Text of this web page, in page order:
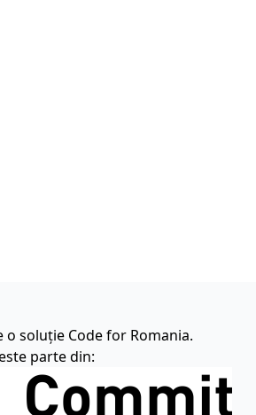
o soluție Code for Romania.
parte din: